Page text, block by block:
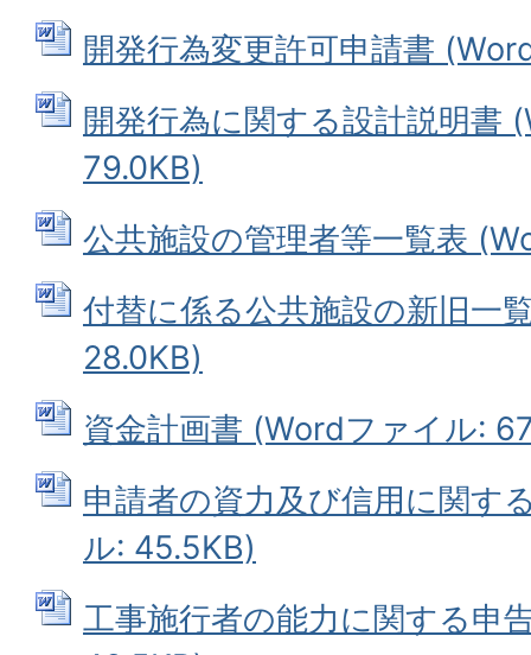
開発行為変更許可申請書
開発行為に関する設計説明書
79.0KB)
公共施設の管理者等一覧表
付替に係る公共施設の新旧一
28.0KB)
資金計画書 (Wordファイル:
申請者の資力及び信用に関す
ル: 45.5KB)
工事施行者の能力に関する申